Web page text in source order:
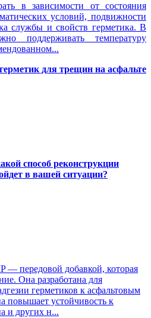
в зависимости от состояния
условий, подвижности
службы и свойств герметика. В
поддерживать температуру
для трещин на асфальте
способ реконструкции
в вашей ситуации?
— передовой добавкой, которая
Она разработана для
герметиков к асфальтовым
повышает устойчивость к
и других н...